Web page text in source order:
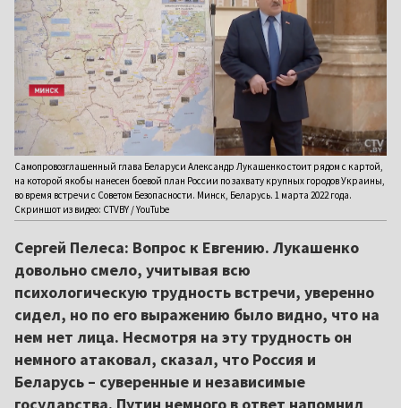
Самопровозглашенный глава Беларуси Александр Лукашенко стоит рядом с картой,
на которой якобы нанесен боевой план России по захвату крупных городов Украины,
во время встречи с Советом Безопасности. Минск, Беларусь. 1 марта 2022 года.
Скриншот из видео: CTVBY / YouTube
Сергей Пелеса: Вопрос к Евгению. Лукашенко
довольно смело, учитывая всю
психологическую трудность встречи, уверенно
сидел, но по его выражению было видно, что на
нем нет лица. Несмотря на эту трудность он
немного атаковал, сказал, что Россия и
Беларусь – суверенные и независимые
государства. Путин немного в ответ напомнил